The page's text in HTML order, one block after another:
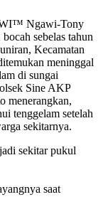
Ngawi-Tony
sebelas tahun
Kecamatan
meninggal
di sungai
Sine AKP
menerangkan,
tenggelam setelah
sekitarnya.
sekitar pukul
saat